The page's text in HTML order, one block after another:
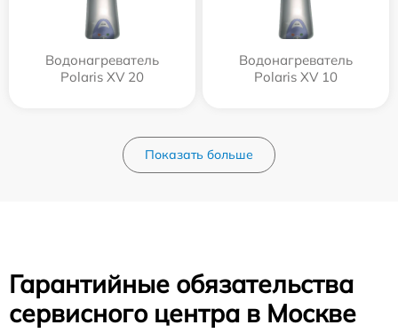
Водонагреватель
Polaris XV 20
Водонагреватель
Polaris XV 10
Показать больше
Гарантийные обязательства
сервисного центра в Москве